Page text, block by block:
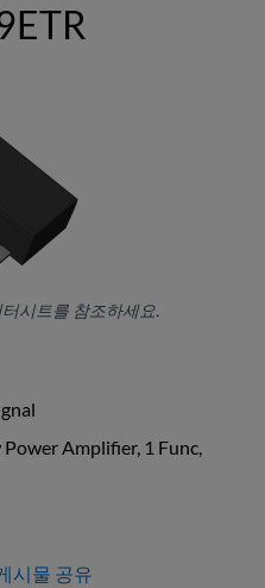
시트를 참조하세요.
Amplifier, 1 Func,
시물 공유